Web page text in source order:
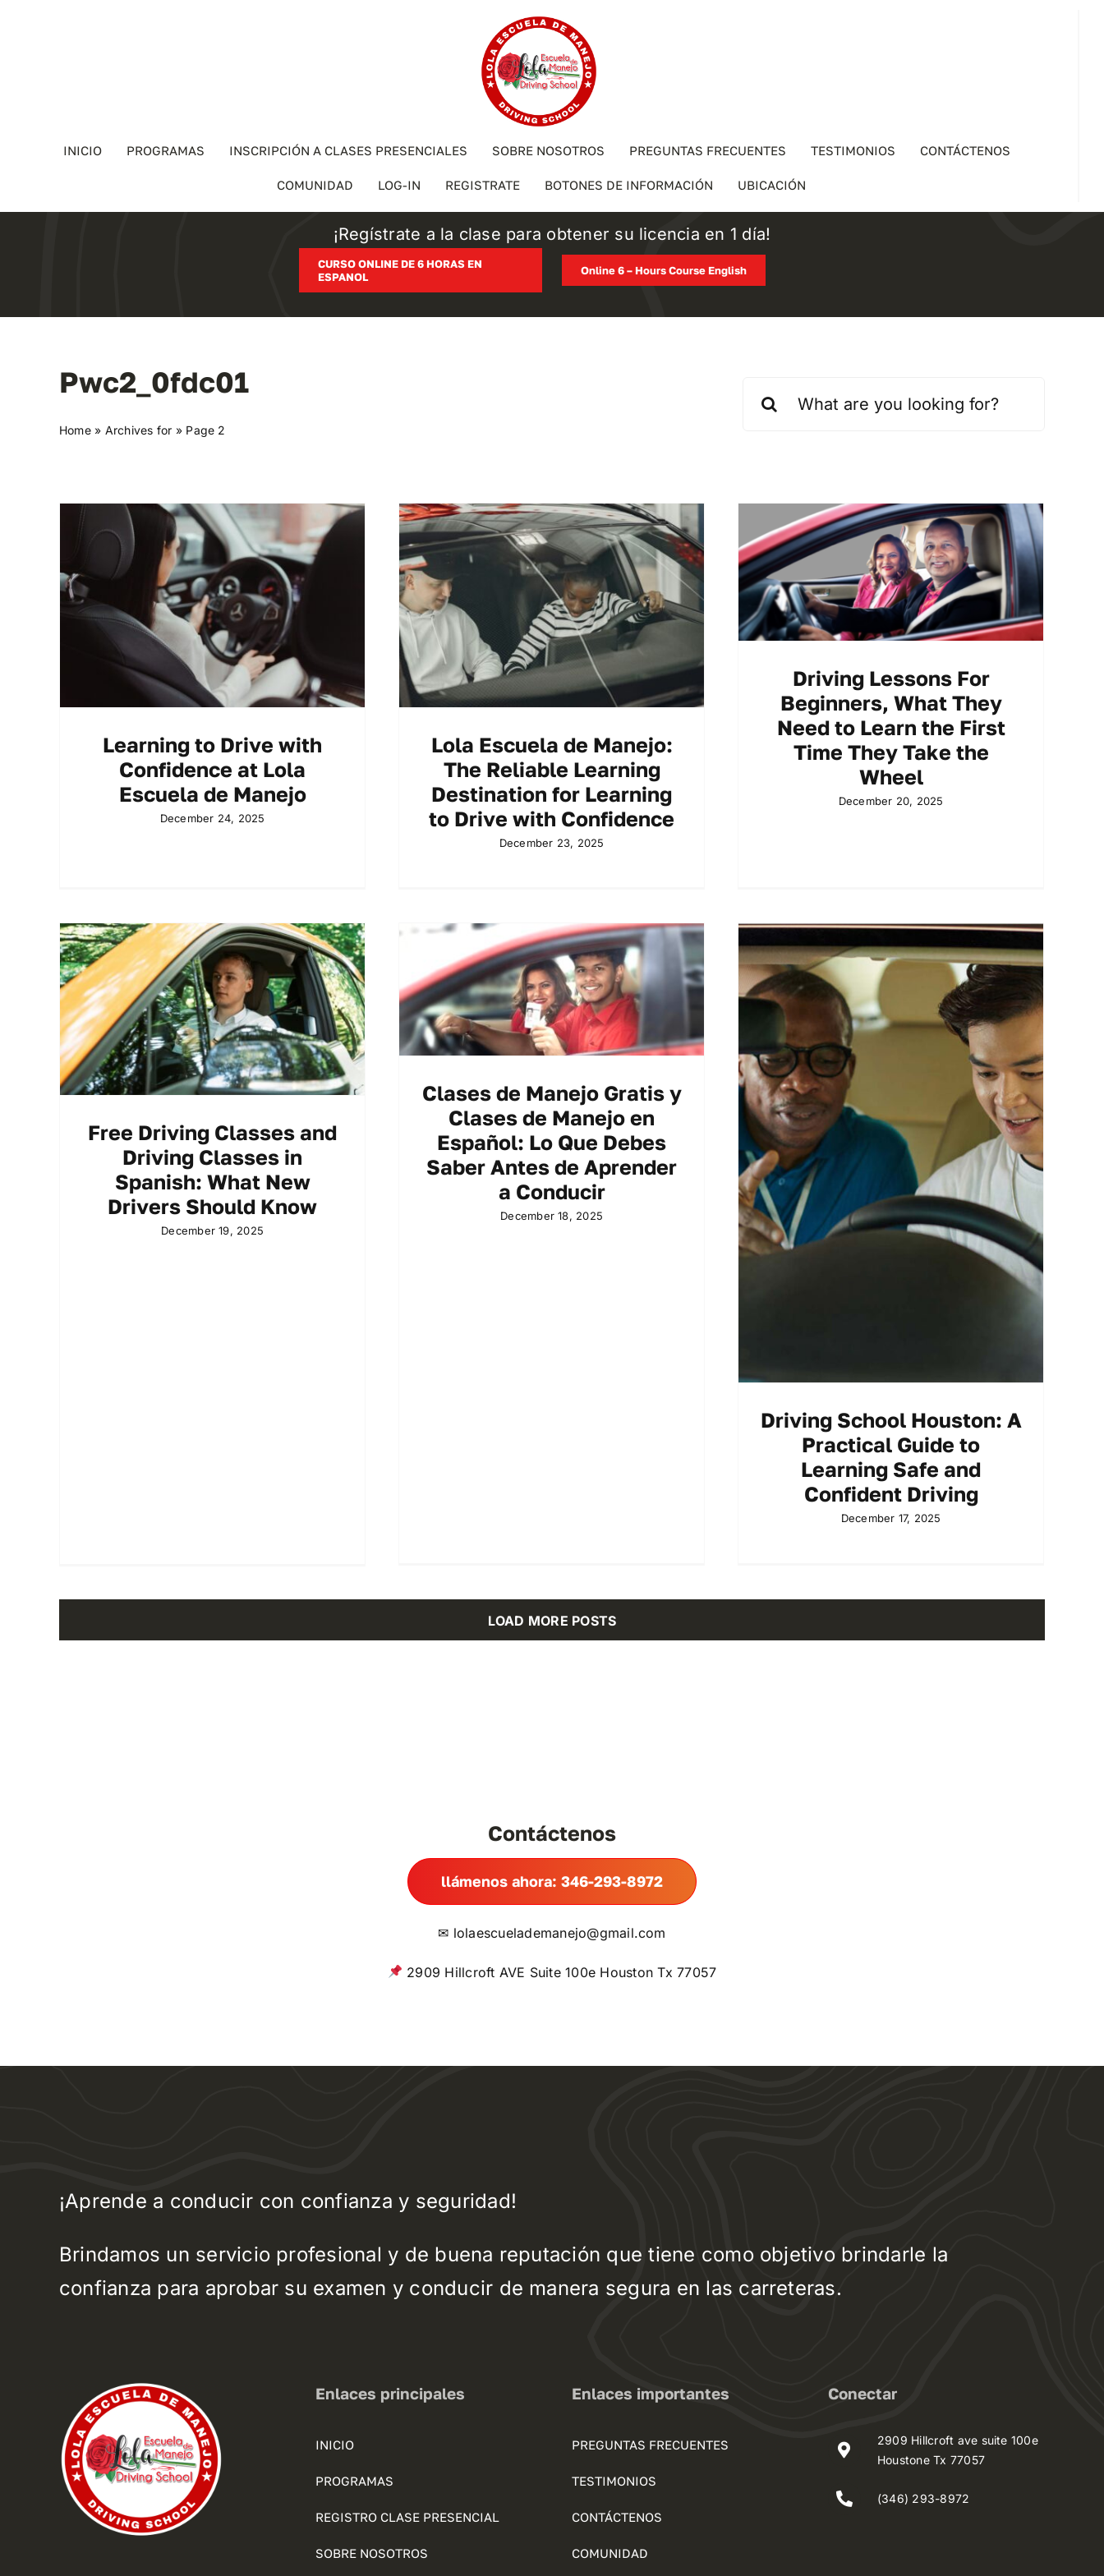
INICIO PROGRAMAS INSCRIPCIÓN A CLASES PRESENCIALES SOBRE NOSOTROS PREGUNTAS FRECUENTES TESTIMONIOS CONTÁCTENOS
COMUNIDAD LOG-IN REGISTRATE BOTONES DE INFORMACIÓN UBICACIÓN
¡Regístrate a la clase para obtener su licencia en 1 día!
CURSO ONLINE DE 6 HORAS EN
ESPANOL
Online 6 – Hours Course English
Pwc2_0fdc01
Home» Archives for » Page 2
for:
Learning to Drive with
Confidence at Lola
Escuela de Manejo
December 24, 2025
Lola Escuela de Manejo:
The Reliable Learning
Destination for Learning
to Drive with Confidence
December 23, 2025
Driving Lessons For
Beginners, What They
Need to Learn the First
Time They Take the
Wheel
December 20, 2025
Free Driving Classes and
Driving Classes in
Spanish: What New
Drivers Should Know
December 19, 2025
Clases de Manejo Gratis y
Clases de Manejo en
Español: Lo Que Debes
Saber Antes de Aprender
a Conducir
December 18, 2025
Driving School Houston: A
Practical Guide to
Learning Safe and
Confident Driving
December 17, 2025
LOAD MORE POSTS
Contáctenos
llámenos ahora: 346-293-8972
✉ lolaescuelademanejo@gmail.com
2909 Hillcroft AVE Suite 100e Houston Tx 77057
¡Aprende a conducir con confianza y seguridad!
Brindamos un servicio profesional y de buena reputación que tiene como objetivo brindarle la
confianza para aprobar su examen y conducir de manera segura en las carreteras.
Enlaces principales
INICIO
PROGRAMAS
REGISTRO CLASE PRESENCIAL
SOBRE NOSOTROS
Enlaces importantes
PREGUNTAS FRECUENTES
TESTIMONIOS
CONTÁCTENOS
COMUNIDAD
Conectar
2909 Hillcroft ave suite 100e
Houstone Tx 77057
(346) 293-8972